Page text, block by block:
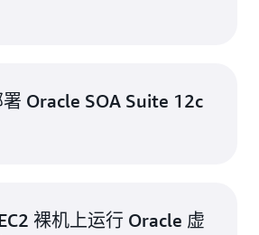
署 Oracle SOA Suite 12c
裸机上运行 Oracle 虚